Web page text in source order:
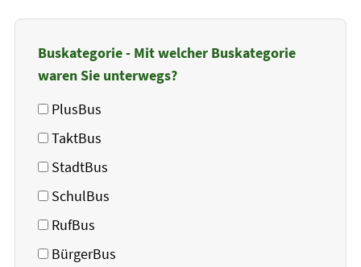
Buskategorie - Mit welcher Buskategorie
waren Sie unterwegs?
PlusBus
TaktBus
StadtBus
SchulBus
RufBus
BürgerBus